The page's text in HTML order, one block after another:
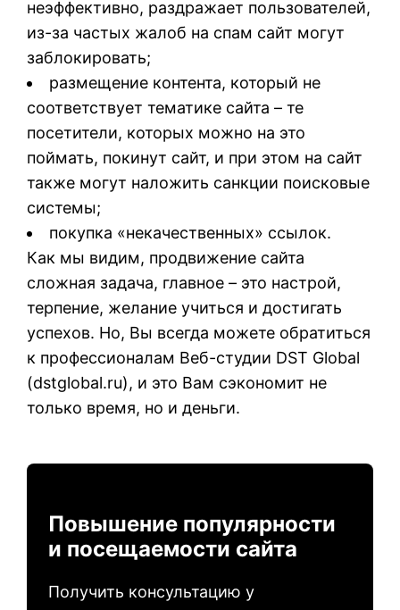
неэффективно, раздражает пользователей,
из-за частых жалоб на спам сайт могут
заблокировать;
размещение контента, который не
соответствует тематике сайта – те
посетители, которых можно на это
поймать, покинут сайт, и при этом на сайт
также могут наложить санкции поисковые
системы;
покупка «некачественных» ссылок.
Как мы видим, продвижение сайта
сложная задача, главное – это настрой,
терпение, желание учиться и достигать
успехов. Но, Вы всегда можете обратиться
к профессионалам Веб-студии DST Global
(dstglobal.ru), и это Вам сэкономит не
только время, но и деньги.
Повышение популярности
и посещаемости сайта
Получить консультацию у